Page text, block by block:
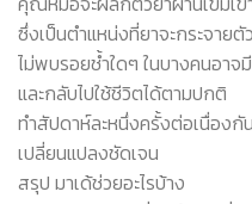
ซึ่งเป็นตำแหน่งที่ยาจะกระจาย
ไม่พบรอยช้ำใดๆ ในบางคนอา
และกลับไปใช้ชีวิตได้ตามปกติ
ทำสัปดาห์ละหนึ่งครั้งต่อเนื่องกั
เปลี่ยนแปลงชัดเจน
สรุป มาเด้ช่วยอะไรบ้าง